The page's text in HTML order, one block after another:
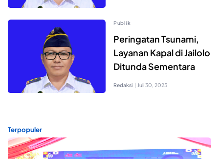
Publik
Peringatan Tsunami,
Layanan Kapal di Jailolo
Ditunda Sementara
Redaksi | Juli 30, 2025
Terpopuler